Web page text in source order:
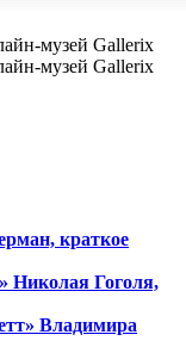
краткое
Николая Гоголя,
Владимира